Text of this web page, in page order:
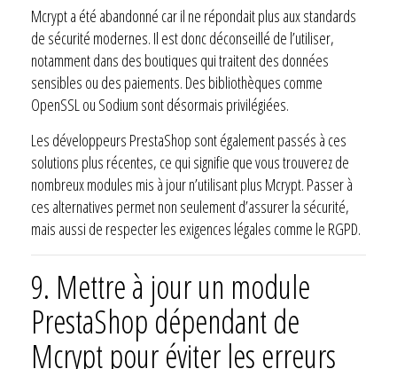
Mcrypt a été abandonné car il ne répondait plus aux standards
de sécurité modernes. Il est donc déconseillé de l’utiliser,
notamment dans des boutiques qui traitent des données
sensibles ou des paiements. Des bibliothèques comme
OpenSSL ou Sodium sont désormais privilégiées.
Les développeurs PrestaShop sont également passés à ces
solutions plus récentes, ce qui signifie que vous trouverez de
nombreux modules mis à jour n’utilisant plus Mcrypt. Passer à
ces alternatives permet non seulement d’assurer la sécurité,
mais aussi de respecter les exigences légales comme le RGPD.
9. Mettre à jour un module
PrestaShop dépendant de
Mcrypt pour éviter les erreurs